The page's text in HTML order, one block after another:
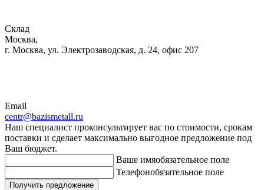
Склад
Москва,
г. Москва, ул. Электрозаводская, д. 24, офис 207
Email
centr@bazismetall.ru
Наш специалист проконсультирует вас по стоимости, срокам
поставки и сделает максимально выгодное предложение под
Ваш бюджет.
Ваше имяобязательное поле
Телефонобязательное поле
Получить предложение